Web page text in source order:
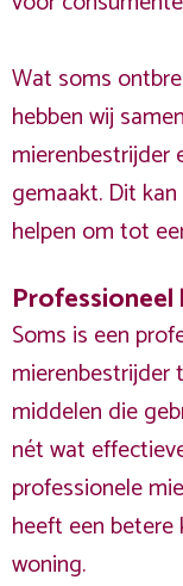
Wat soms
hebben wij
mierenbestrijder
gemaakt. Dit
helpen om tot
Soms is een
mierenbestrijder
middelen die
nét wat
professionele
heeft een
woning.